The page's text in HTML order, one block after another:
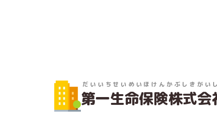
第一生命保険株式会
だいいちせいめいほけんかぶしきがい